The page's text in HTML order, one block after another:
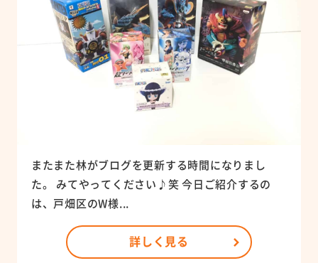
またまた林がブログを更新する時間になりまし
た。 みてやってください♪笑 今日ご紹介するの
は、戸畑区のW様...
詳しく見る